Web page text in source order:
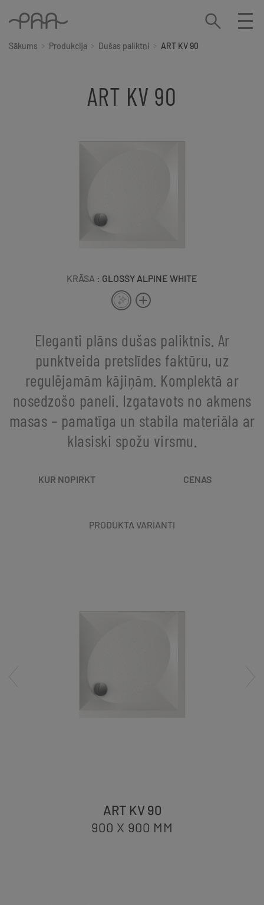
Sākums Produkcija Dušas paliktņi ART KV 90
ART KV 90
KRĀSA : GLOSSY ALPINE WHITE
Eleganti plāns dušas paliktnis. Ar
punktveida pretslīdes faktūru, uz
regulējamām kājiņām. Komplektā ar
nosedzošo paneli. Izgatavots no akmens
masas – pamatīga un stabila materiāla ar
klasiski spožu virsmu.
KUR NOPIRKT CENAS
PRODUKTA VARIANTI
ART KV 90
900 X 900 MM